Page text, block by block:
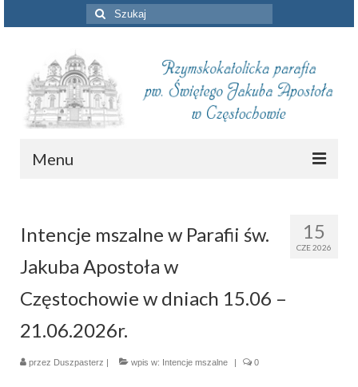
Szuklaj
w:
Menu
Intencje mszalne
Informacje duszpasterskie
Piszą o nas
Remont kościoła
Parafia
15
CZE 2026
Intencje mszalne w Parafii św.
Jakuba Apostoła w
Częstochowie w dniach 15.06 –
21.06.2026r.
przez Duszpasterz wpis w: Intencje mszalne 0